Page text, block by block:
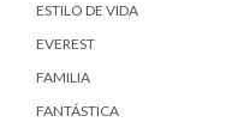
ESTILO DE VIDA
EVEREST
FAMILIA
FANTÁSTICA